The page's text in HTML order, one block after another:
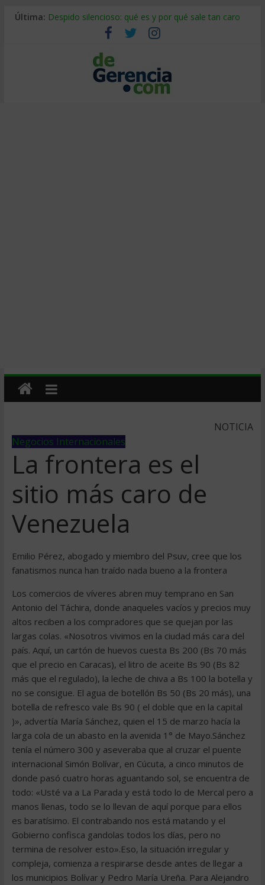
Última: Despido silencioso: qué es y por qué sale tan caro
La economía de Venezuela después del terremoto
Los 8 pasos de Kotter: liderar el cambio sin fracasar
Gestión de proyectos con IA: qué cambia en el oficio
IA y creatividad: cómo evitar que todos piensen igual
NOTICIA
Negocios Internacionales
La frontera es el
sitio más caro de
Venezuela
Emilio Pérez, abogado y miembro del Psuv, cree que los
fanatismos nunca han traído nada bueno a la frontera
Los comercios de víveres abren muy temprano en San
Antonio del Táchira, donde anaqueles vacíos y precios muy
altos reciben a los compradores que se quejan por las
largas colas. «Nosotros vivimos en la ciudad más cara del
país. Aquí, un cartón de huevos cuesta Bs 200 (Bs 70 más
que el precio en Caracas), el litro de aceite Bs 90 (Bs 82
más que el regulado), la leche de chiva a Bs 100 la botella y
no se consigue. El agua de botellón Bs 50 (Bs 20 más), una
botella de refresco vale Bs 90 ( el doble que en la capital
)», advertía María Sánchez, quien el 15 de marzo hacía la
larga cola de un abasto en la avenida 1° de Mayo.Sánchez
tenía el número 300 y aseveraba que al cruzar el puente
internacional Simón Bolívar, en Cúcuta, a cinco minutos de
donde pasó cuatro horas aguantando sol, se encuentra de
todo: «Usté va a La Parada y está todo lo de Mercal pero a
manos llenas, todo se lo llevan de aquí porque para ellos
es baratísimo. El contrabando nos está matando y el
Gobierno confisca gandolas todos los días, pero no
termina de resolver esto».Eso, la situación irregular y
compleja, comienza a respirarse desde antes de llegar a
los municipios Bolívar y Pedro María Ureña. Para Alejandro